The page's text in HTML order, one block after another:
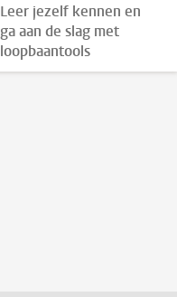
Leer jezelf kennen en
ga aan de slag met
loopbaantools